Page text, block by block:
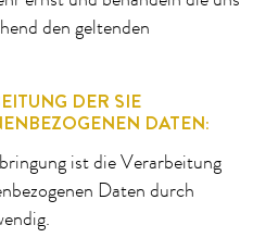
den geltenden
DER SIE
DATEN:
ist die Verarbeitung
Daten durch